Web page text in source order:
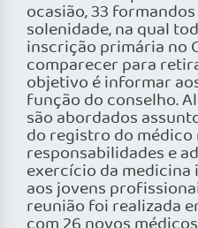
ocasião, 33
solenidade, na qual
inscrição primária no
comparecer para
objetivo é informar
função do conselho.
são abordados
do registro do médico
responsabilidades e
exercício da medicina
aos jovens
reunião foi realizada